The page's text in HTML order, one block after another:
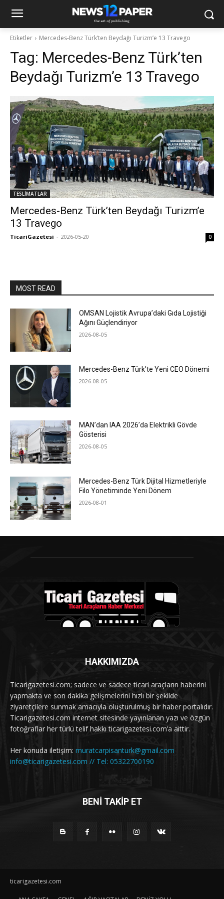
Etiketler Mercedes-Benz Türk’ten Beydağı Turizm’e 13 Travego
Tag: Mercedes-Benz Türk’ten
Beydağı Turizm’e 13 Travego
TESLİMATLAR
Mercedes-Benz Türk’ten Beydağı Turizm’e
13 Travego
TicariGazetesi - 2026-05-20 0
MOST READ
OMSAN Lojistik Avrupa’daki Gıda Lojistiği
Ağını Güçlendiriyor
2026-08-05
Mercedes-Benz Türk’te Yeni CEO Dönemi
2026-08-05
MAN’dan IAA 2026’da Elektrikli Gövde
Gösterisi
2026-08-05
Mercedes-Benz Türk Dijital Hizmetleriyle
Filo Yönetiminde Yeni Dönem
2026-08-01
HAKKIMIZDA
Ticarigazetesi.com; sadece ve sadece ticari araçların haberini
yapmakta ve son dakika gelişmelerini hızlı bir şekilde
ziyaretçilere sunmak amacıyla oluşturulmuş bir haber portalıdır.
Ticarigazetesi.com internet sitesinde yayınlanan yazı ve özgün
fotoğraflar her türlü telif hakkı ticarigazetesi.com’a aittir.
Her konuda iletişim: muratcarpisanturk@gmail.com
info@ticarigazetesi.com // Tel: 05322700190
BENİ TAKİP ET
ticarigazetesi.com